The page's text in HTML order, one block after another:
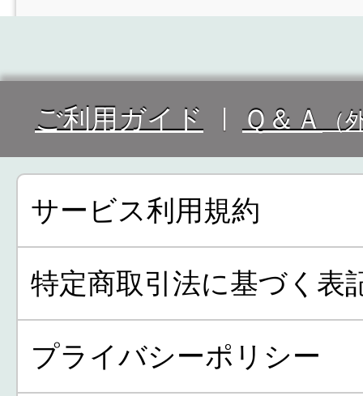
ご利用ガイド Ｑ＆Ａ （
サービス利用規約
特定商取引法に基づく表
プライバシーポリシー